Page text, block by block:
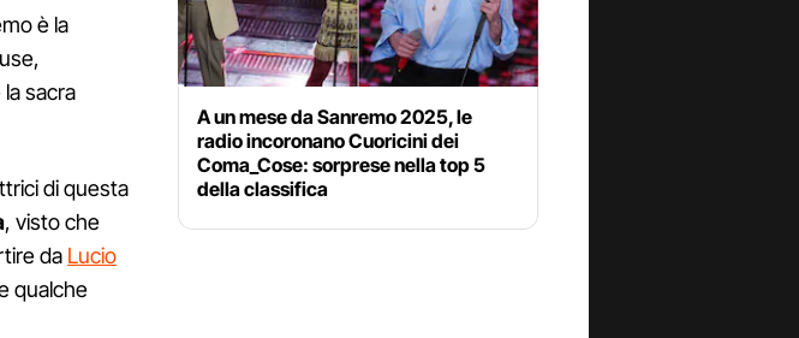
è la
sacra
di questa
, visto che
da Lucio
qualche
A un mese da Sanremo 2025, le
radio incoronano Cuoricini dei
Coma_Cose: sorprese nella top 5
della classifica